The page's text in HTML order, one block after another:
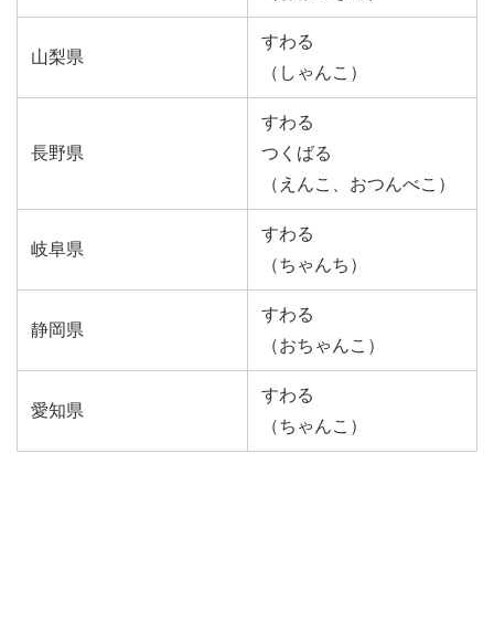
山梨県
すわる
（しゃんこ）
長野県
すわる
つくばる
（えんこ、おつんべこ）
岐阜県
すわる
（ちゃんち）
静岡県
すわる
（おちゃんこ）
愛知県
すわる
（ちゃんこ）